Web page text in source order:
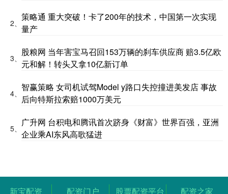
2、
策略通 重大突破！卡了200年的技术，中国第一次实现
量产
3、
股粮网 当年害宝马召回153万辆的刹车供应商 赔3.5亿欧
元和解！转头又拿10亿新订单
4、
智赢策略 女司机试驾Model y路口失控撞进美发店 事故
后向特斯拉索赔1000万美元
5、
广升网 台积电和腾讯首次跻身《财富》世界百强，亚洲
企业乘AI东风高歌猛进
新宝配资 配资门户 股票配资平台 配资之家